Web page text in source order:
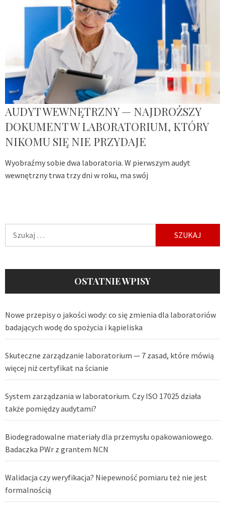
AUDYT WEWNĘTRZNY — NAJDROŻSZY
DOKUMENT W LABORATORIUM, KTÓRY
NIKOMU SIĘ NIE PRZYDAJE
Wyobraźmy sobie dwa laboratoria. W pierwszym audyt
wewnętrzny trwa trzy dni w roku, ma swój
OSTATNIE WPISY
Nowe przepisy o jakości wody: co się zmienia dla laboratoriów
badających wodę do spożycia i kąpieliska
Skuteczne zarządzanie laboratorium — 7 zasad, które mówią
więcej niż certyfikat na ścianie
System zarządzania w laboratorium. Czy ISO 17025 działa
także pomiędzy audytami?
Biodegradowalne materiały dla przemysłu opakowaniowego.
Badaczka PWr z grantem NCN
Walidacja czy weryfikacja? Niepewność pomiaru też nie jest
formalnością